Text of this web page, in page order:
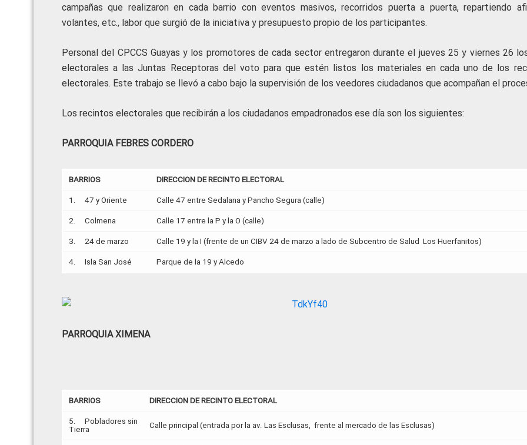
campañas que realizaron en cada barrio con eventos masivos, recorridos puerta a puerta, repartiendo
volantes, etc., labor que surgió de la iniciativa y presupuesto propio de los participantes.
Personal del CPCCS Guayas y los promotores de cada sector entregaron durante el jueves 25 y viernes 26
electorales a las Juntas Receptoras del voto para que estén listos los materiales en cada uno de los
electorales. Este trabajo se llevó a cabo bajo la supervisión de los veedores ciudadanos que acompañan el
Los recintos electorales que recibirán a los ciudadanos empadronados ese día son los siguientes:
PARROQUIA FEBRES CORDERO
BARRIOS DIRECCION DE RECINTO ELECTORAL
1. 47 y Oriente Calle 47 entre Sedalana y Pancho Segura (calle)
2. Colmena Calle 17 entre la P y la O (calle)
3. 24 de marzo Calle 19 y la I (frente de un CIBV 24 de marzo a lado de Subcentro de Salud Los Huerfanitos)
4. Isla San José Parque de la 19 y Alcedo
PARROQUIA XIMENA
BARRIOS DIRECCION DE RECINTO ELECTORAL
5. Pobladores sin
Tierra
Calle principal (entrada por la av. Las Esclusas, frente al mercado de las Esclusas)